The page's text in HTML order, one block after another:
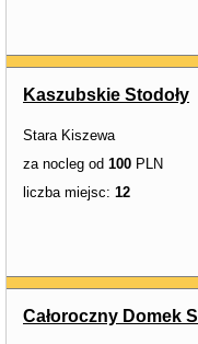
Kaszubskie Stodoły
Stara Kiszewa
za nocleg od 100 PLN
liczba miejsc: 12
Całoroczny Domek